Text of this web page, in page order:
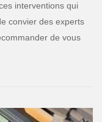
interventions qui
convier des experts
de vous